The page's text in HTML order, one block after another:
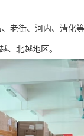
老街、河内、清化等
、北越地区。